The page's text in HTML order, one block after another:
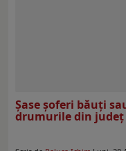
Șase şoferi băuţi
drumurile din judeţ